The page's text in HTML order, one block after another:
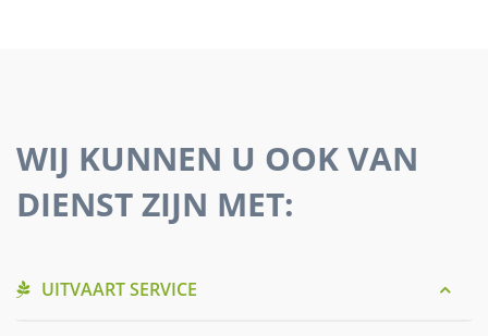
WIJ KUNNEN U OOK VAN
DIENST ZIJN MET:
UITVAART SERVICE